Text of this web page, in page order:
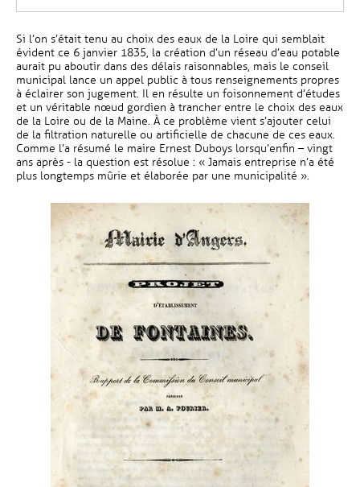
Si l’on s’était tenu au choix des eaux de la Loire qui semblait
évident ce 6 janvier 1835, la création d’un réseau d’eau potable
aurait pu aboutir dans des délais raisonnables, mais le conseil
municipal lance un appel public à tous renseignements propres
à éclairer son jugement. Il en résulte un foisonnement d’études
et un véritable nœud gordien à trancher entre le choix des eaux
de la Loire ou de la Maine. À ce problème vient s’ajouter celui
de la filtration naturelle ou artificielle de chacune de ces eaux.
Comme l’a résumé le maire Ernest Duboys lorsqu’enfin – vingt
ans après - la question est résolue : « Jamais entreprise n’a été
plus longtemps mûrie et élaborée par une municipalité ».